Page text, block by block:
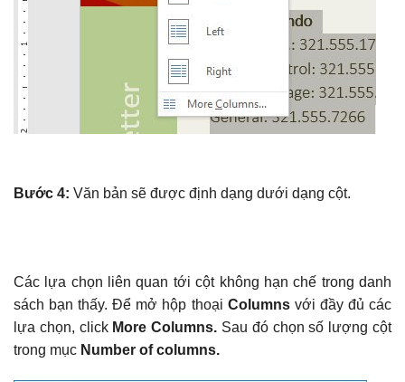
Bước 4: Văn bản sẽ được định dạng dưới dạng cột.
Các lựa chọn liên quan tới cột không hạn chế trong danh
sách bạn thấy. Để mở hộp thoại Columnsvới đầy đủ các
lựa chọn, click More Columns. Sau đó chọn số lượng cột
trong mục Number of columns.